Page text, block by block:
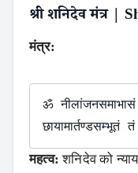
श्री शनिदेव मंत्र |
मंत्र:
ॐ नीलांजनसमाभासं
महत्व: शनिदेव को